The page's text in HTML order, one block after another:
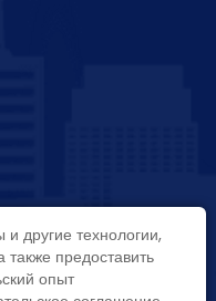
другие технологии,
предоставить
опыт